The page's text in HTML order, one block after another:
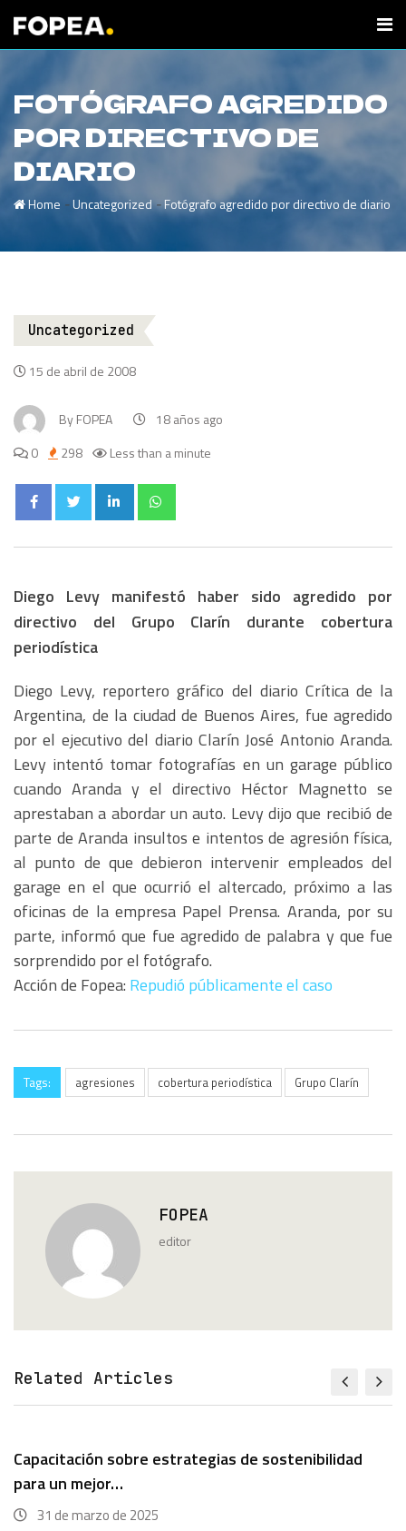
FOTÓGRAFO AGREDIDO
POR DIRECTIVO DE
DIARIO
Home -Uncategorized-Fotógrafo agredido por directivo de diario
Uncategorized
15 de abril de 2008
ByFOPEA
18 años ago
0
298 Less than a minute
Diego Levy manifestó haber sido agredido por
directivo del Grupo Clarín durante cobertura
periodística
Diego Levy, reportero gráfico del diario Crítica de la
Argentina, de la ciudad de Buenos Aires, fue agredido
por el ejecutivo del diario Clarín José Antonio Aranda.
Levy intentó tomar fotografías en un garage público
cuando Aranda y el directivo Héctor Magnetto se
aprestaban a abordar un auto. Levy dijo que recibió de
parte de Aranda insultos e intentos de agresión física,
al punto de que debieron intervenir empleados del
garage en el que ocurrió el altercado, próximo a las
oficinas de la empresa Papel Prensa. Aranda, por su
parte, informó que fue agredido de palabra y que fue
sorprendido por el fotógrafo.
Acción de Fopea: Repudió públicamente el caso
Tags: agresiones cobertura periodística Grupo Clarín
FOPEA
editor
Related Articles
Capacitación sobre estrategias de sostenibilidad
para un mejor…
31 de marzo de 2025